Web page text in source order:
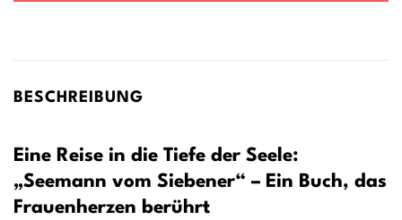
BESCHREIBUNG
Eine Reise in die Tiefe der Seele:
„Seemann vom Siebener“ – Ein Buch, das
Frauenherzen berührt